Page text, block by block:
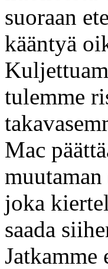
suoraan
kääntyä
tulemme
Mac
joka
saada
Jatkamme